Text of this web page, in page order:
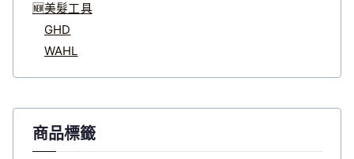
🆕美髮工具
GHD
WAHL
商品標籤